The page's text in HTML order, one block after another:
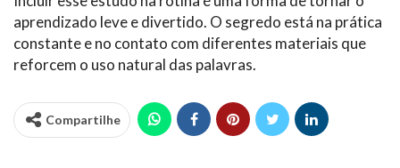
aprendizado leve e divertido. O segredo está na prática
constante e no contato com diferentes materiais que
reforcem o uso natural das palavras.
Compartilhe